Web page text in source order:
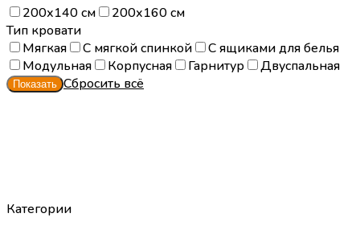
200х140 см
200х160 см
Тип кровати
Мягкая
С мягкой спинкой
С ящиками для белья
Модульная
Корпусная Гарнитур
Двуспальная
Сбросить всё
Категории